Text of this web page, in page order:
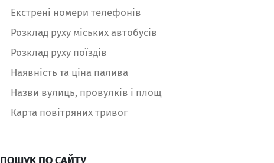
Екстрені номери телефонів
Розклад руху міських автобусів
Розклад руху поїздів
Наявність та ціна палива
Назви вулиць, провулків і площ
Карта повітряних тривог